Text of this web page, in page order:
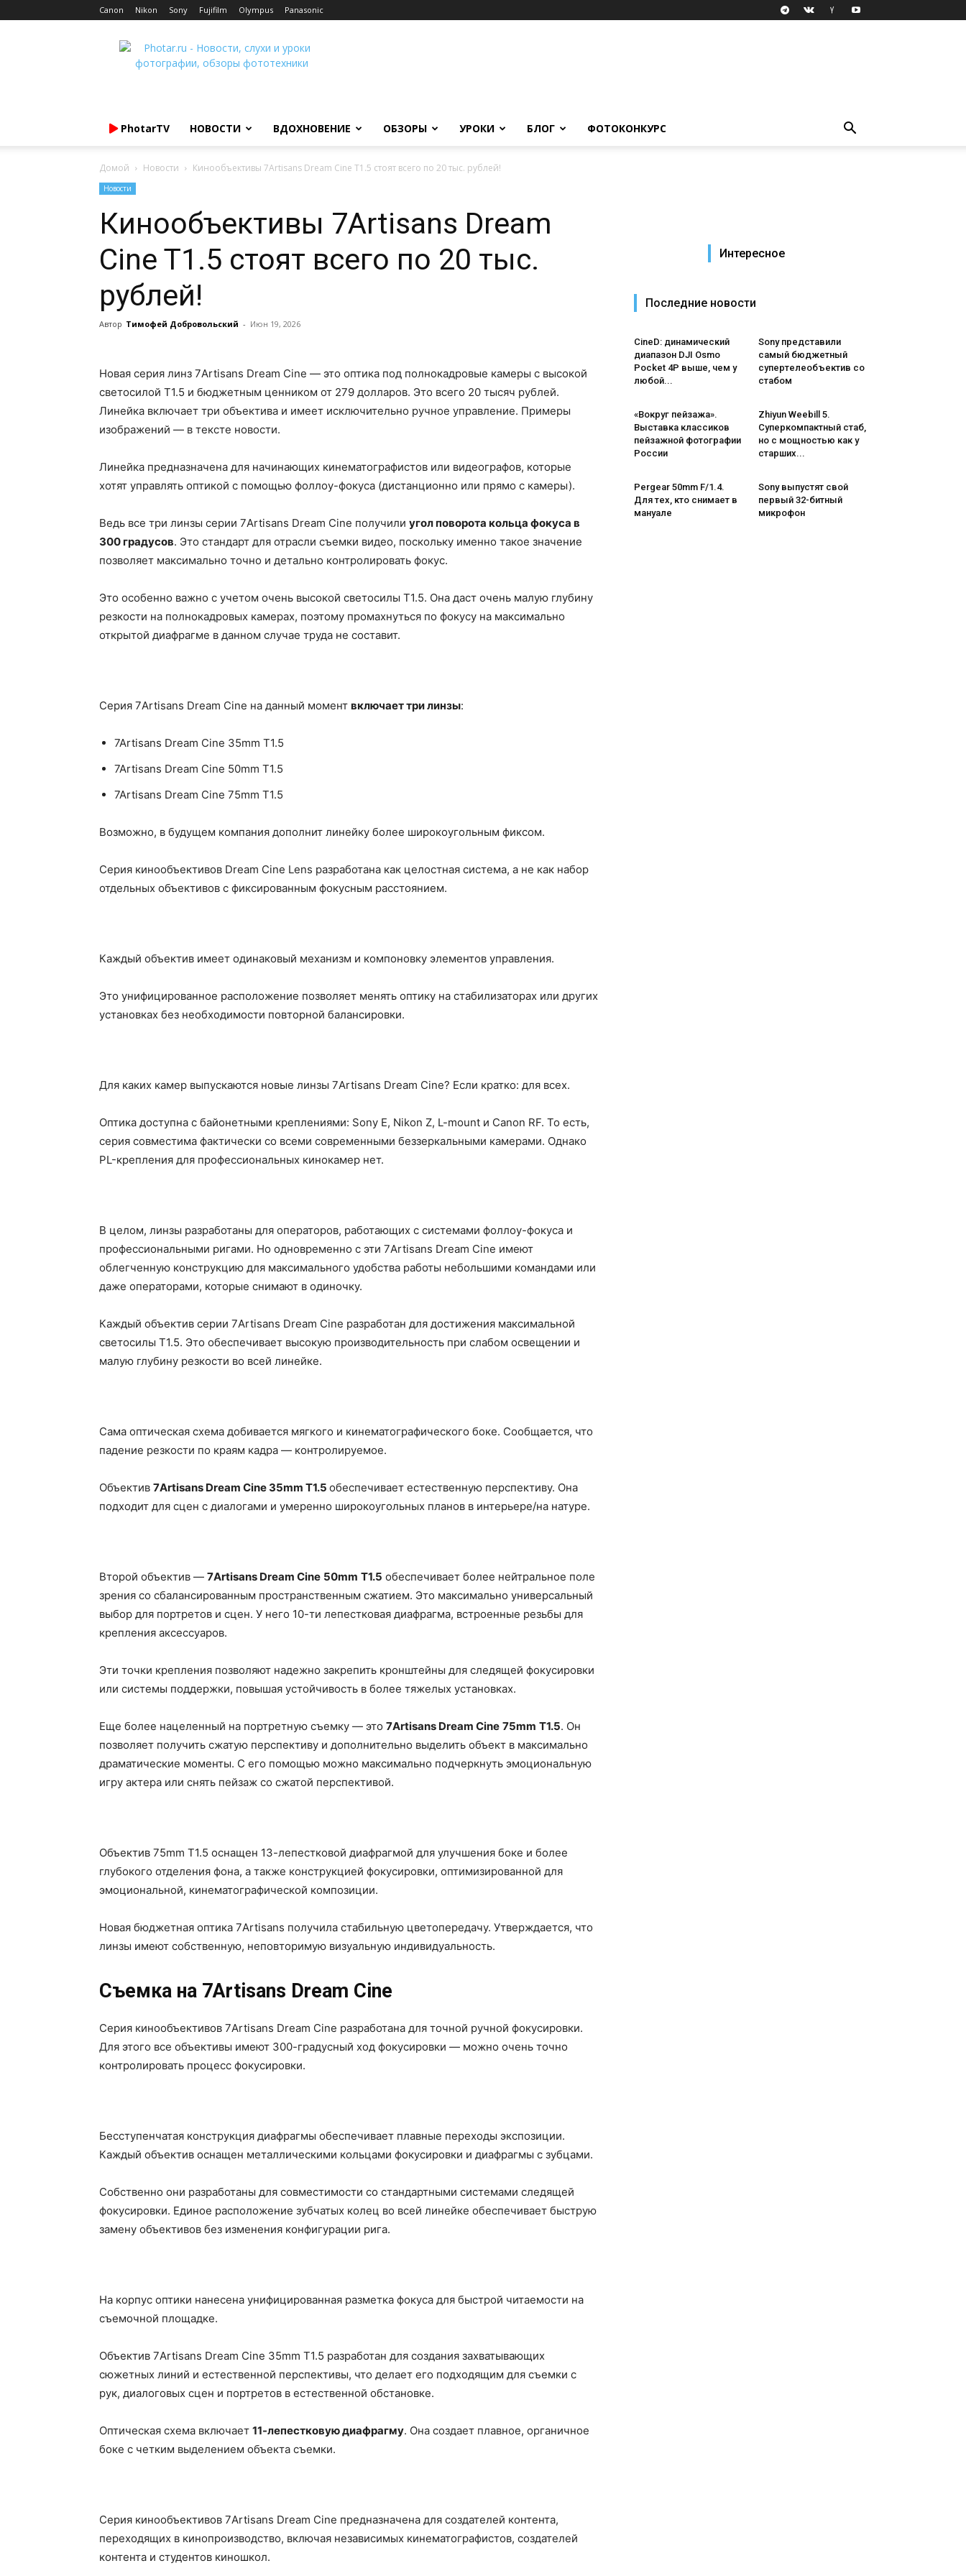
Canon Nikon Sony Fujifilm Olympus Panasonic
Photar.ru
PhotarTV НОВОСТИ ВДОХНОВЕНИЕ ОБЗОРЫ УРОКИ БЛОГ ФОТОКОНКУРС
Домой Новости Кинообъективы 7Artisans Dream Cine T1.5 стоят всего по 20 тыс. рублей!
Новости
Кинообъективы 7Artisans Dream
Cine T1.5 стоят всего по 20 тыс.
рублей!
Автор Тимофей Добровольский - Июн 19, 2026
Новая серия линз 7Artisans Dream Cine — это оптика под полнокадровые камеры с высокой
светосилой T1.5 и бюджетным ценником от 279 долларов. Это всего 20 тысяч рублей.
Линейка включает три объектива и имеет исключительно ручное управление. Примеры
изображений — в тексте новости.
Линейка предназначена для начинающих кинематографистов или видеографов, которые
хотят управлять оптикой с помощью фоллоу-фокуса (дистанционно или прямо с камеры).
Ведь все три линзы серии 7Artisans Dream Cine получили угол поворота кольца фокуса в
300 градусов. Это стандарт для отрасли съемки видео, поскольку именно такое значение
позволяет максимально точно и детально контролировать фокус.
Это особенно важно с учетом очень высокой светосилы T1.5. Она даст очень малую глубину
резкости на полнокадровых камерах, поэтому промахнуться по фокусу на максимально
открытой диафрагме в данном случае труда не составит.
Серия 7Artisans Dream Cine на данный момент включает три линзы:
7Artisans Dream Cine 35mm T1.5
7Artisans Dream Cine 50mm T1.5
7Artisans Dream Cine 75mm T1.5
Возможно, в будущем компания дополнит линейку более широкоугольным фиксом.
Серия кинообъективов Dream Cine Lens разработана как целостная система, а не как набор
отдельных объективов с фиксированным фокусным расстоянием.
Каждый объектив имеет одинаковый механизм и компоновку элементов управления.
Это унифицированное расположение позволяет менять оптику на стабилизаторах или других
установках без необходимости повторной балансировки.
Для каких камер выпускаются новые линзы 7Artisans Dream Cine? Если кратко: для всех.
Оптика доступна с байонетными креплениями: Sony E, Nikon Z, L-mount и Canon RF. То есть,
серия совместима фактически со всеми современными беззеркальными камерами. Однако
PL-крепления для профессиональных кинокамер нет.
В целом, линзы разработаны для операторов, работающих с системами фоллоу-фокуса и
профессиональными ригами. Но одновременно с эти 7Artisans Dream Cine имеют
облегченную конструкцию для максимального удобства работы небольшими командами или
даже операторами, которые снимают в одиночку.
Каждый объектив серии 7Artisans Dream Cine разработан для достижения максимальной
светосилы T1.5. Это обеспечивает высокую производительность при слабом освещении и
малую глубину резкости во всей линейке.
Сама оптическая схема добивается мягкого и кинематографического боке. Сообщается, что
падение резкости по краям кадра — контролируемое.
Объектив 7Artisans Dream Cine 35mm T1.5 обеспечивает естественную перспективу. Она
подходит для сцен с диалогами и умеренно широкоугольных планов в интерьере/на натуре.
Второй объектив — 7Artisans Dream Cine 50mm T1.5 обеспечивает более нейтральное поле
зрения со сбалансированным пространственным сжатием. Это максимально универсальный
выбор для портретов и сцен. У него 10-ти лепестковая диафрагма, встроенные резьбы для
крепления аксессуаров.
Эти точки крепления позволяют надежно закрепить кронштейны для следящей фокусировки
или системы поддержки, повышая устойчивость в более тяжелых установках.
Еще более нацеленный на портретную съемку — это 7Artisans Dream Cine 75mm T1.5. Он
позволяет получить сжатую перспективу и дополнительно выделить объект в максимально
драматические моменты. С его помощью можно максимально подчеркнуть эмоциональную
игру актера или снять пейзаж со сжатой перспективой.
Объектив 75mm T1.5 оснащен 13-лепестковой диафрагмой для улучшения боке и более
глубокого отделения фона, а также конструкцией фокусировки, оптимизированной для
эмоциональной, кинематографической композиции.
Новая бюджетная оптика 7Artisans получила стабильную цветопередачу. Утверждается, что
линзы имеют собственную, неповторимую визуальную индивидуальность.
Съемка на 7Artisans Dream Cine
Серия кинообъективов 7Artisans Dream Cine разработана для точной ручной фокусировки.
Для этого все объективы имеют 300-градусный ход фокусировки — можно очень точно
контролировать процесс фокусировки.
Бесступенчатая конструкция диафрагмы обеспечивает плавные переходы экспозиции.
Каждый объектив оснащен металлическими кольцами фокусировки и диафрагмы с зубцами.
Собственно они разработаны для совместимости со стандартными системами следящей
фокусировки. Единое расположение зубчатых колец во всей линейке обеспечивает быструю
замену объективов без изменения конфигурации рига.
На корпус оптики нанесена унифицированная разметка фокуса для быстрой читаемости на
съемочной площадке.
Объектив 7Artisans Dream Cine 35mm T1.5 разработан для создания захватывающих
сюжетных линий и естественной перспективы, что делает его подходящим для съемки с
рук, диалоговых сцен и портретов в естественной обстановке.
Оптическая схема включает 11-лепестковую диафрагму. Она создает плавное, органичное
боке с четким выделением объекта съемки.
Серия кинообъективов 7Artisans Dream Cine предназначена для создателей контента,
переходящих в кинопроизводство, включая независимых кинематографистов, создателей
контента и студентов киношкол.
Интересное
Последние новости
CineD: динамический
диапазон DJI Osmo
Pocket 4P выше, чем у
любой...
Sony представили
самый бюджетный
супертелеобъектив со
стабом
«Вокруг пейзажа».
Выставка классиков
пейзажной фотографии
России
Zhiyun Weebill 5.
Cуперкомпактный стаб,
но с мощностью как у
старших...
Pergear 50mm F/1.4.
Для тех, кто снимает в
мануале
Sony выпустят свой
первый 32-битный
микрофон